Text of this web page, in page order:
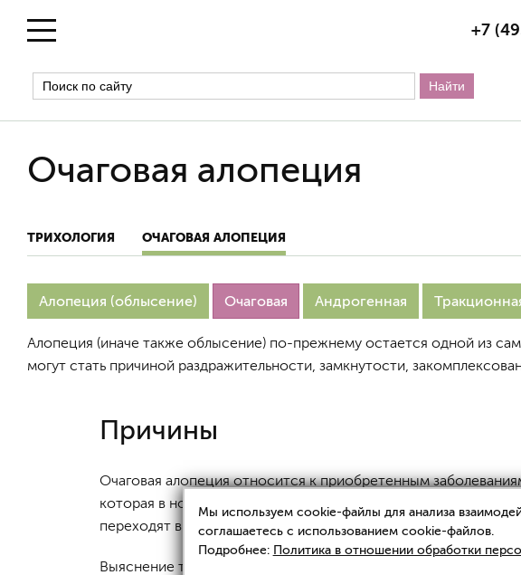
+7
Очаговая алопеция
ТРИХОЛОГИЯ ОЧАГОВАЯ АЛОПЕЦИЯ
Алопеция (облысение) Очаговая Андрогенная
Алопеция (иначе также облысение) по-прежнему остается одной из
могут стать причиной раздражительности, замкнутости,
Причины
Очаговая алопеция относится к приобретенным
которая в норме составляет не более 50-100 единиц в
переходят в фазу катагена (окончание активного роста) и
Выяснение точных причин очаговой алопеции — задача
Мы используем cookie-файлы для анализа
соглашаетесь с использованием cookie-файлов.
Подробнее: Политика в отношении обработки